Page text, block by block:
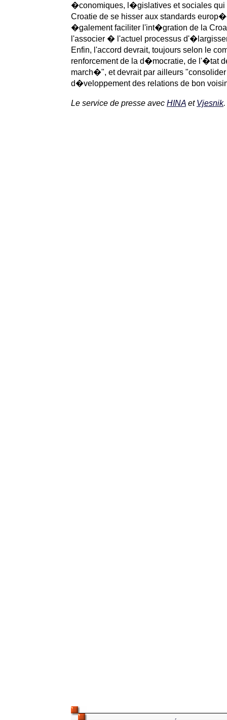
�conomiques, l�gislatives et sociales
Croatie de se hisser aux standards
�galement faciliter l'int�gration de la
l'associer � l'actuel processus
Enfin, l'accord devrait, toujours selon le
renforcement de la d�mocratie, de l'�tat
march�", et devrait par ailleurs
d�veloppement des relations de bon
Le service de presse avec HINA et Vjesnik.